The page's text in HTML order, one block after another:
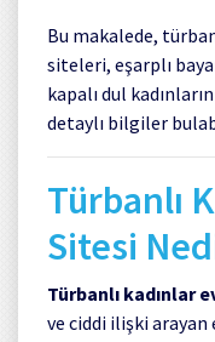
Bu makalede,
siteleri, eşarplı
kapalı dul
detaylı bilgiler
Türbanlı
Sitesi
Türbanlı kadınlar
ve ciddi ilişki